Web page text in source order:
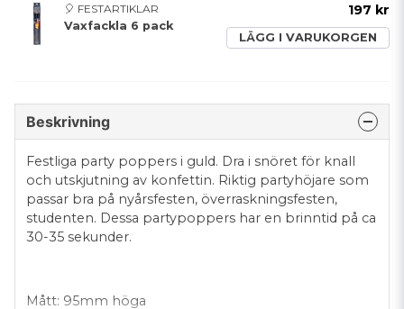
🎈 FESTARTIKLAR
Vaxfackla 6 pack
197 kr
LÄGG I VARUKORGEN
Beskrivning
Festliga party poppers i guld. Dra i snöret för knall
och utskjutning av konfettin. Riktig partyhöjare som
passar bra på nyårsfesten, överraskningsfesten,
studenten. Dessa partypoppers har en brinntid på ca
30-35 sekunder.
Mått: 95mm höga